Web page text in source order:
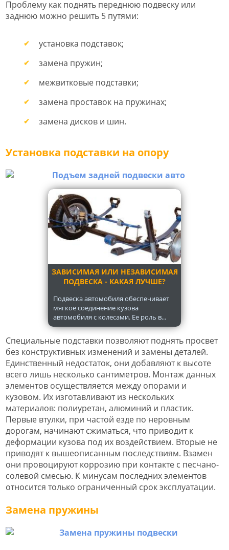
Проблему как поднять переднюю подвеску или
заднюю можно решить 5 путями:
установка подставок;
замена пружин;
межвитковые подставки;
замена проставок на пружинах;
замена дисков и шин.
Установка подставки на опору
ЗАВИСИМАЯ ИЛИ НЕЗАВИСИМАЯ
ПОДВЕСКА - КАКАЯ ЛУЧШЕ?
Подвеска автомобиля обеспечивает
мягкое соединение кузова
автомобиля с колесами. Ее роль в...
Специальные подставки позволяют поднять просвет
без конструктивных изменений и замены деталей.
Единственный недостаток, они добавляют к высоте
всего лишь несколько сантиметров. Монтаж данных
элементов осуществляется между опорами и
кузовом. Их изготавливают из нескольких
материалов: полиуретан, алюминий и пластик.
Первые втулки, при частой езде по неровным
дорогам, начинают сжиматься, что приводит к
деформации кузова под их воздействием. Вторые не
приводят к вышеописанным последствиям. Взамен
они провоцируют коррозию при контакте с песчано-
солевой смесью. К минусам последних элементов
относится только ограниченный срок эксплуатации.
Замена пружины